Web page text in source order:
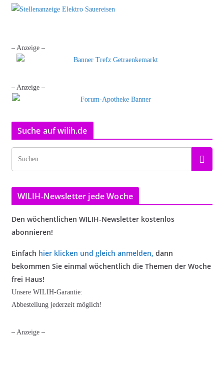
– Anzeige –
– Anzeige –
Suche auf wilih.de
WILIH-Newsletter jede Woche
Den wöchentlichen WILIH-Newsletter kostenlos
abonnieren!
Einfach hier klicken und gleich anmelden dann
bekommen Sie einmal wöchentlich die Themen der Woche
frei Haus!
Unsere WILIH-Garantie:
Abbestellung jederzeit möglich!
– Anzeige –